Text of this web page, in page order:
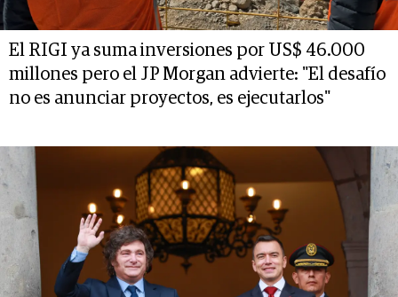
El RIGI ya suma inversiones por US$ 46.000
millones pero el JP Morgan advierte: "El desafío
no es anunciar proyectos, es ejecutarlos"